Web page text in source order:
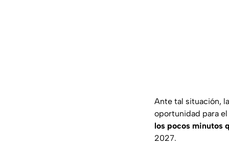
Ante tal situación,
oportunidad para
los pocos minutos
2027.